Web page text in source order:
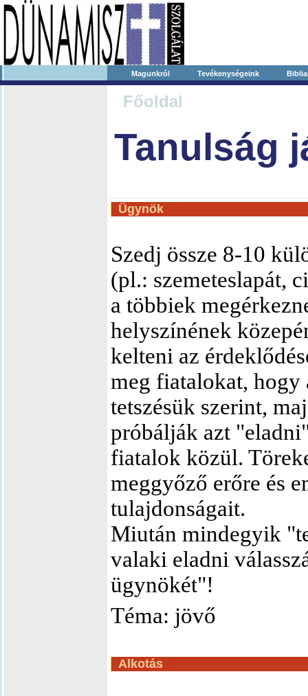
Magunkról Tevékenységeink
Főoldal
Tanulság
Ügynök
Szedj össze 8-10
(pl.: szemeteslapát,
a többiek
helyszínének
kelteni az
meg fiatalokat, hogy
tetszésük szerint,
próbálják azt
fiatalok közül.
meggyőző erőre és
tulajdonságait.
Miután mindegyik
valaki eladni
ügynökét"!
Téma: jövő
Alkotás